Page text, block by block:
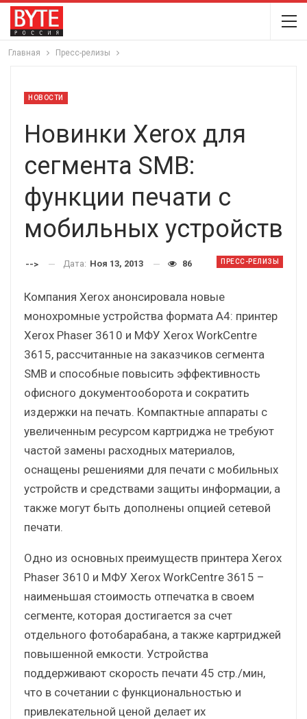
Главная Пресс-релизы
НОВОСТИ
Новинки Xerox для
сегмента SMB:
функции печати с
мобильных устройств
ПРЕСС-РЕЛИЗЫ
--> Дата: Ноя 13, 2013 86
Компания Xerox анонсировала новые
монохромные устройства формата A4: принтер
Xerox Phaser 3610 и МФУ Xerox WorkCentre
3615, рассчитанные на заказчиков сегмента
SMB и способные повысить эффективность
офисного документооборота и сократить
издержки на печать. Компактные аппараты с
увеличенным ресурсом картриджа не требуют
частой замены расходных материалов,
оснащены решениями для печати с мобильных
устройств и средствами защиты информации, а
также могут быть дополнены опцией сетевой
печати.
Одно из основных преимуществ принтера Xerox
Phaser 3610 и МФУ Xerox WorkCentre 3615 –
наименьшая стоимость отпечатка в своем
сегменте, которая достигается за счет
отдельного фотобарабана, а также картриджей
повышенной емкости. Устройства
поддерживают скорость печати 45 стр./мин,
что в сочетании с функциональностью и
привлекательной ценой делает их